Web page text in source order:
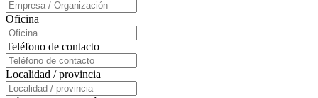
Oficina
Teléfono de contacto
Localidad / provincia